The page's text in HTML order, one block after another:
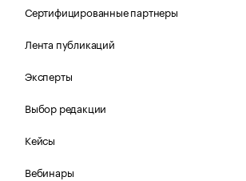
Сертифицированные партнеры
Лента публикаций
Эксперты
Выбор редакции
Кейсы
Вебинары